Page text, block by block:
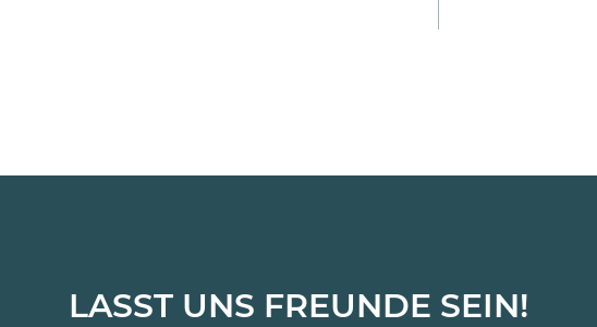
LASST UNS FREUNDE SEIN!